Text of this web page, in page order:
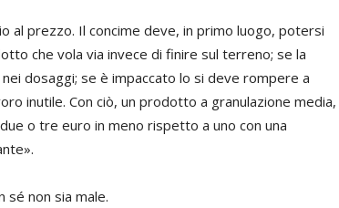
al prezzo. Il concime deve, in primo luogo, potersi
che vola via invece di finire sul terreno; se la
dosaggi; se è impaccato lo si deve rompere a
inutile. Con ciò, un prodotto a granulazione media,
o tre euro in meno rispetto a uno con una
sé non sia male.